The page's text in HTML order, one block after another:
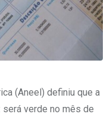
(Aneel) definiu que a
será verde no mês de